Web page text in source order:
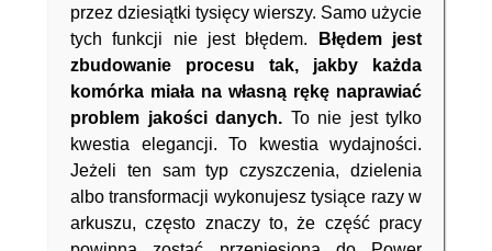
przez dziesiątki tysięcy wierszy. Samo użycie
tych funkcji nie jest błędem.
Błędem jest
zbudowanie procesu tak, jakby każda
komórka miała na własną rękę naprawiać
problem jakości danych. To nie jest tylko
kwestia elegancji. To kwestia wydajności.
Jeżeli ten sam typ czyszczenia, dzielenia
albo transformacji wykonujesz tysiące razy w
arkuszu, często znaczy to, że część pracy